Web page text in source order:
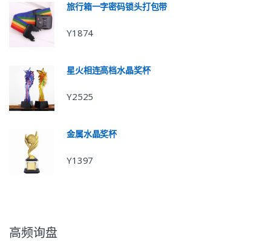
旅行箱一字密码锁头打包带
Y1874
星火相连高档水晶奖杯
Y2525
金属水晶奖杯
Y1397
高频询盘